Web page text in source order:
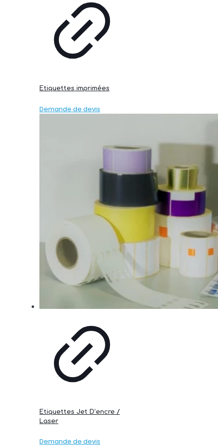
Etiquettes imprimées
Demande de devis
Etiquettes Jet D’encre /
Laser
Demande de devis